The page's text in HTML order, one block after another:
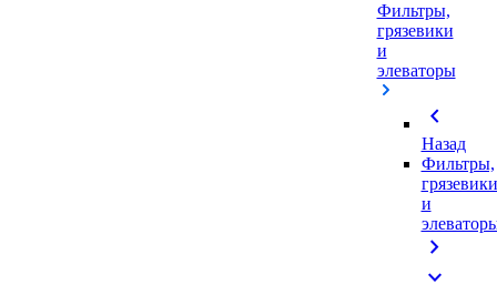
Фильтры,
грязевики
и
элеваторы
chevron_left
Назад
Фильтры,
грязевики
и
chevron_right
expand_more